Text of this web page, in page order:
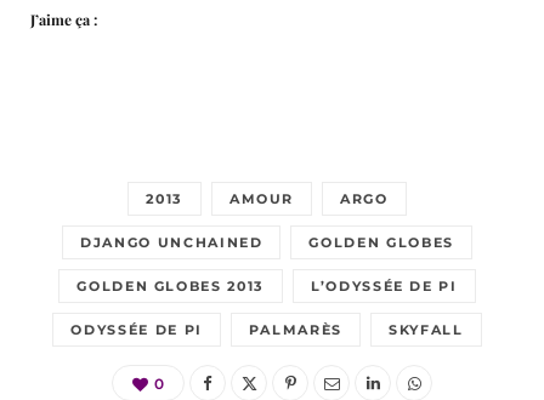
J’aime ça :
2013 AMOUR ARGO
DJANGO UNCHAINED GOLDEN GLOBES
GOLDEN GLOBES 2013 L’ODYSSÉE DE PI
ODYSSÉE DE PI PALMARÈS SKYFALL
0